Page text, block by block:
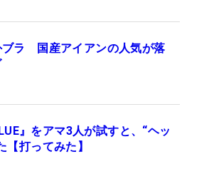
ブラ 国産アイアンの人気が落
』をアマ3人が試すと、“ヘッ
【打ってみた】